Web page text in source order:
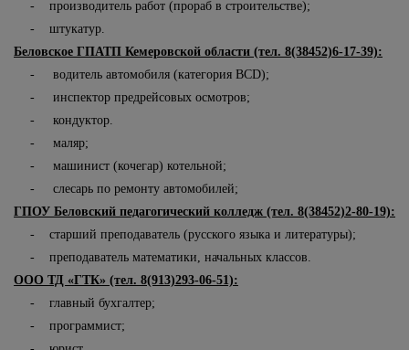
- производитель работ (прораб в строительстве);
- штукатур.
Беловское ГПАТП Кемеровской области (тел. 8(38452)6-17-39):
- водитель автомобиля (категория ВСD);
- инспектор предрейсовых осмотров;
- кондуктор.
- маляр;
- машинист (кочегар) котельной;
- слесарь по ремонту автомобилей;
ГПОУ Беловский педагогический колледж (тел. 8(38452)2-80-19):
- старший преподаватель (русского языка и литературы);
- преподаватель математики, начальных классов.
ООО ТД «ГТК» (тел. 8(913)293-06-51):
- главный бухгалтер;
- программист;